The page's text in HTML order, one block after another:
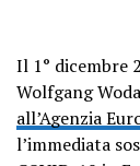
Il 1° dicembre
Wolfgang
all’Agenzia
l’immediata